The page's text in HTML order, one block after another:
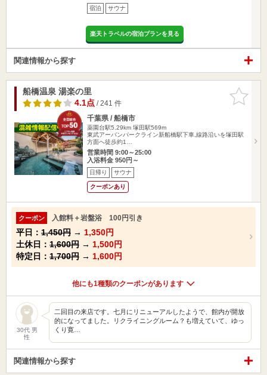
宿泊 サウナ
楽天トラベルの宿泊プランを見る
関連情報から探す
お気に入
りに追加
船橋温泉 湯楽の里
4.1点/ 241 件
千葉県 / 船橋市
薬園台駅5.29km 塚田駅569m
東武アーバンパークライン新船橋駅下車,線路沿いを塚田駅
方面へ徒歩約1…
営業時間 9:00～25:00
入浴料金 950円～
日帰り サウナ
クーポンあり
クーポン 入館料＋岩盤浴 100円引き
平日： 1,450円 → 1,350円
土休日： 1,600円 → 1,500円
特定日： 1,700円 → 1,600円
他にも1種類のクーポンがあります
30代 男
性
二回目の来店です。七月にリニューアルしたようで、館内が開放
的になってました。リクライニングルーム？も増えていて、ゆっ
くり寛…
関連情報から探す